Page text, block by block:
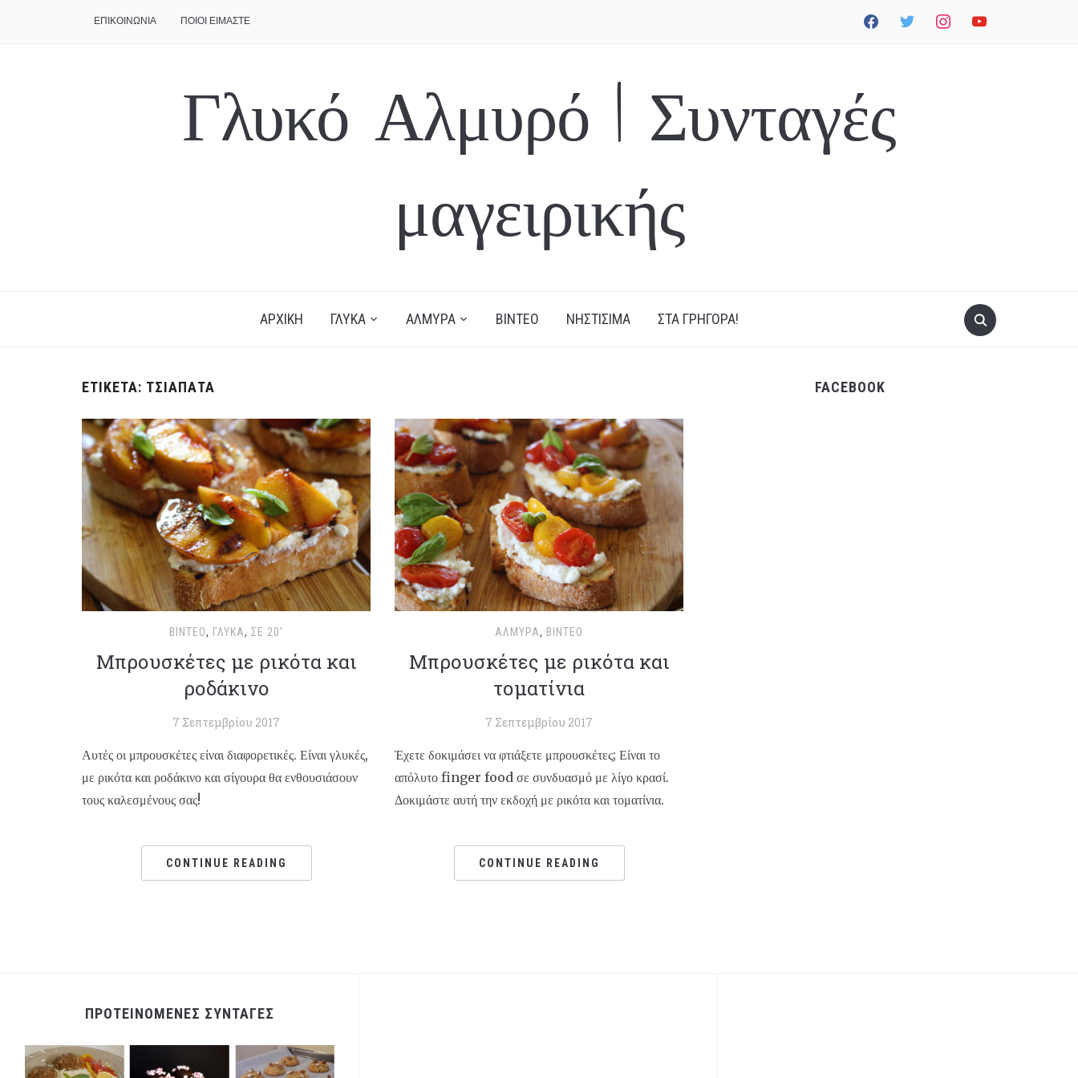
facebook twitter instagramyoutube
ΕΠΙΚΟΙΝΩΝΙΑ ΠΟΙΟΙ ΕΙΜΑΣΤΕ
Γλυκό Αλμυρό | Συνταγές
μαγειρικής
ΑΡΧΙΚΗ ΓΛΥΚΑ ΑΛΜΥΡΑ ΒΙΝΤΕΟ ΝΗΣΤΙΣΙΜΑ ΣΤΑ ΓΡΗΓΟΡΑ!
ΕΤΙΚΈΤΑ: ΤΣΙΑΠΆΤΑ
ΒΊΝΤΕΟ, ΓΛΥΚΆ, ΣΕ 20'
Μπρουσκέτες με ρικότα και
ροδάκινο
7 Σεπτεμβρίου 2017
Αυτές οι μπρουσκέτες είναι διαφορετικές. Είναι γλυκές,
με ρικότα και ροδάκινο και σίγουρα θα ενθουσιάσουν
τους καλεσμένους σας!
CONTINUE READING
ΑΛΜΥΡΆ, ΒΊΝΤΕΟ
Μπρουσκέτες με ρικότα και
τοματίνια
7 Σεπτεμβρίου 2017
Έχετε δοκιμάσει να φτιάξετε μπρουσκέτες; Είναι το
απόλυτο finger food σε συνδυασμό με λίγο κρασί.
Δοκιμάστε αυτή την εκδοχή με ρικότα και τοματίνια.
CONTINUE READING
FACEBOOK
ΠΡΟΤΕΙΝΟΜΕΝΕΣ ΣΥΝΤΑΓΕΣ